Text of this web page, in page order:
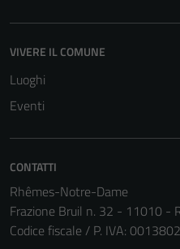
VIVERE IL COMUNE
Luoghi
Eventi
CONTATTI
Rhêmes-Notre-Dame
Frazione Bruil n. 32 - 11010 -
Codice fiscale / P. IVA: